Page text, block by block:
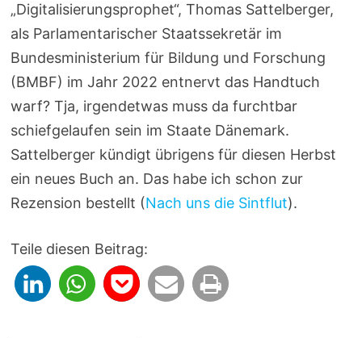
„Digitalisierungsprophet“, Thomas Sattelberger,
als Parlamentarischer Staatssekretär im
Bundesministerium für Bildung und Forschung
(BMBF) im Jahr 2022 entnervt das Handtuch
warf? Tja, irgendetwas muss da furchtbar
schiefgelaufen sein im Staate Dänemark.
Sattelberger kündigt übrigens für diesen Herbst
ein neues Buch an. Das habe ich schon zur
Rezension bestellt (Nach uns die Sintflut).
Teile diesen Beitrag: